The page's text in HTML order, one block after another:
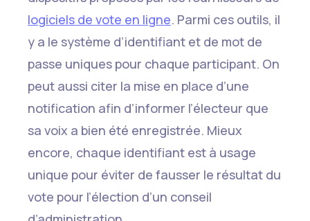
logiciels de vote en ligne. Parmi ces outils, il
y a le système d’identifiant et de mot de
passe uniques pour chaque participant. On
peut aussi citer la mise en place d’une
notification afin d’informer l’électeur que
sa voix a bien été enregistrée. Mieux
encore, chaque identifiant est à usage
unique pour éviter de fausser le résultat du
vote pour l’élection d’un conseil